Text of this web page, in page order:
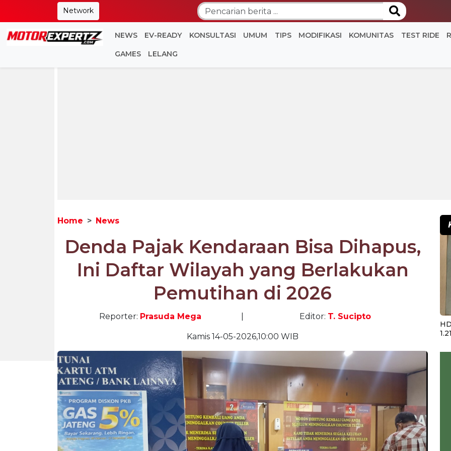
Network
NEWS EV-READY KONSULTASI UMUM TIPS MODIFIKASI KOMUNITAS TEST RIDE
GAMES LELANG
Home News
Denda Pajak Kendaraan Bisa Dihapus,
Ini Daftar Wilayah yang Berlakukan
Pemutihan di 2026
Reporter: Prasuda Mega Editor: T. Sucipto
Kamis 14-05-2026,10:00 WIB